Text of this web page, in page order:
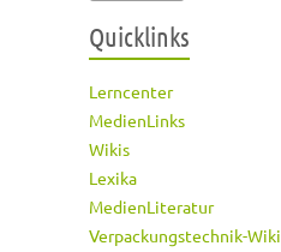
Quicklinks
Lerncenter
MedienLinks
Wikis
Lexika
MedienLiteratur
Verpackungstechnik-Wiki